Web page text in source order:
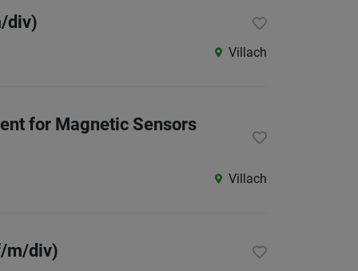
div)
Villach
for Magnetic Sensors
Villach
m/div)